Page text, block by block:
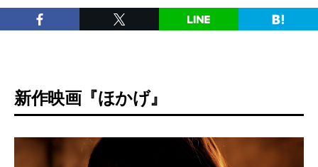
新作映画『ほかげ』